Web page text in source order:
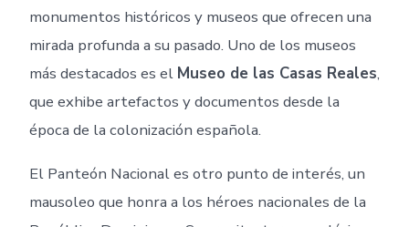
monumentos históricos y museos que ofrecen una
mirada profunda a su pasado. Uno de los museos
más destacados es el Museo de las Casas Reales,
que exhibe artefactos y documentos desde la
época de la colonización española.
El Panteón Nacional es otro punto de interés, un
mausoleo que honra a los héroes nacionales de la